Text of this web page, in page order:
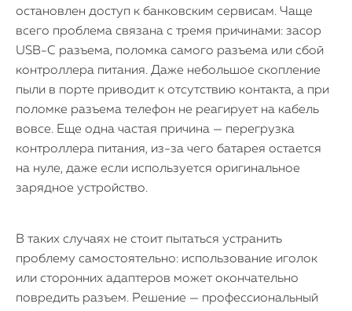
остановлен доступ к банковским сервисам. Чаще
всего проблема связана с тремя причинами: засор
USB-C разъема, поломка самого разъема или сбой
контроллера питания. Даже небольшое скопление
пыли в порте приводит к отсутствию контакта, а при
поломке разъема телефон не реагирует на кабель
вовсе. Еще одна частая причина — перегрузка
контроллера питания, из-за чего батарея остается
на нуле, даже если используется оригинальное
зарядное устройство.
В таких случаях не стоит пытаться устранить
проблему самостоятельно: использование иголок
или сторонних адаптеров может окончательно
повредить разъем. Решение — профессиональный